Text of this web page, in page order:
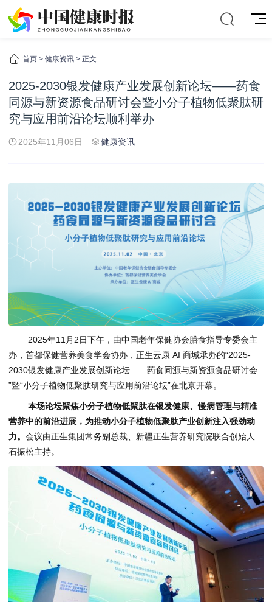
首页 > 健康资讯 > 正文
2025-2030银发健康产业发展创新论坛——药食
同源与新资源食品研讨会暨小分子植物低聚肽研
究与应用前沿论坛顺利举办
2025年11月06日 健康资讯
2025年11月2日下午，由中国老年保健协会膳食指导专委会主
办，首都保健营养美食学会协办，正生云康 AI 商城承办的“2025-
2030银发健康产业发展创新论坛——药食同源与新资源食品研讨会
”暨“小分子植物低聚肽研究与应用前沿论坛”在北京开幕。
本场论坛聚焦小分子植物低聚肽在银发健康、慢病管理与精准
营养中的前沿进展，为推动小分子植物低聚肽产业创新注入强劲动
力。 会议由正生集团常务副总裁、新疆正生营养研究院联合创始人
石振松主持。